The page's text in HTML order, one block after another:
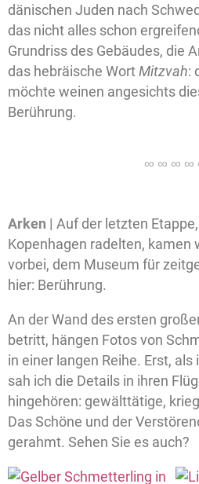
dänischen Juden nach
das nicht alles schon
Grundriss des Gebäudes, die
das hebräische WortMitzvah:
möchte weinen angesichts
Berührung.
Arken | Auf der letzten
Kopenhagen radelten, kamen
vorbei, dem Museum für
hier: Berührung.
An der Wand des ersten
betritt, hängen Fotos von
in einer langen Reihe. Erst,
sah ich die Details in ihren
hingehören: gewälttätige,
Das Schöne und der
gerahmt. Sehen Sie es auch?